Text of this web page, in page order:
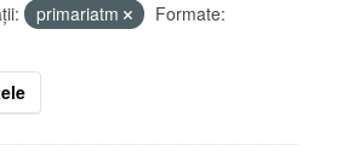
primariatm
Formate: